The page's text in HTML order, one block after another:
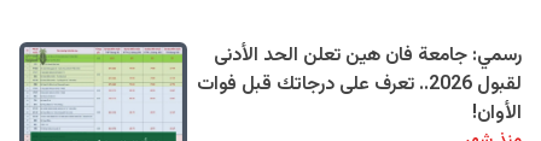
رسمي: جامعة فان هين تعلن الحد الأدنى
لقبول 2026.. تعرف على درجاتك قبل فوات
الأوان!